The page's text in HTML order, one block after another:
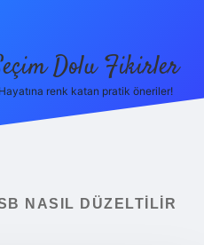
Dolu Fikirler
Hayatına renk katan pratik öneriler!
NASIL DÜZELTILIR